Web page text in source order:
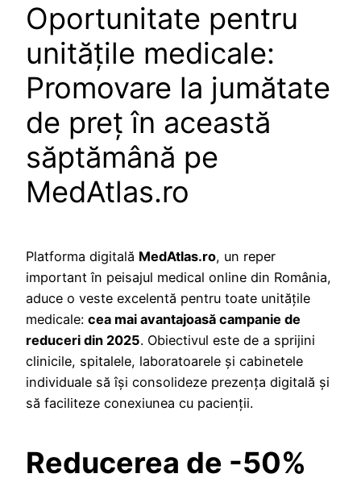
Oportunitate pentru
unitățile medicale:
Promovare la jumătate
de preț în această
săptămână pe
MedAtlas.ro
Platforma digitală MedAtlas.ro, un reper
important în peisajul medical online din România,
aduce o veste excelentă pentru toate unitățile
medicale: cea mai avantajoasă campanie de
reduceri din 2025. Obiectivul este de a sprijini
clinicile, spitalele, laboratoarele și cabinetele
individuale să își consolideze prezența digitală și
să faciliteze conexiunea cu pacienții.
Reducerea de -50%